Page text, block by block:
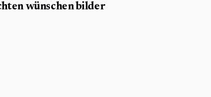
wünschen bilder